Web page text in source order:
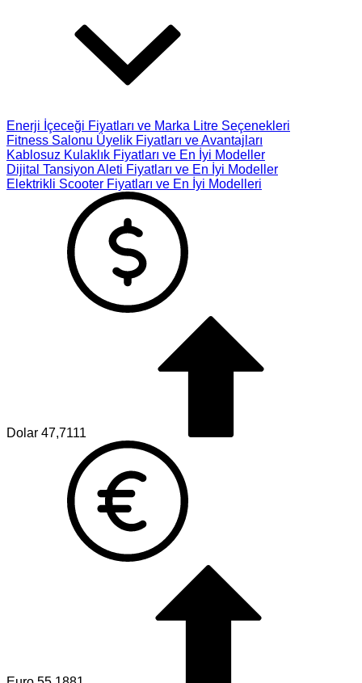
Enerji İçeceği Fiyatları ve Marka Litre Seçenekleri
Fitness Salonu Üyelik Fiyatları ve Avantajları
Kablosuz Kulaklık Fiyatları ve En İyi Modeller
Dijital Tansiyon Aleti Fiyatları ve En İyi Modeller
Elektrikli Scooter Fiyatları ve En İyi Modelleri
Dolar 47,7111